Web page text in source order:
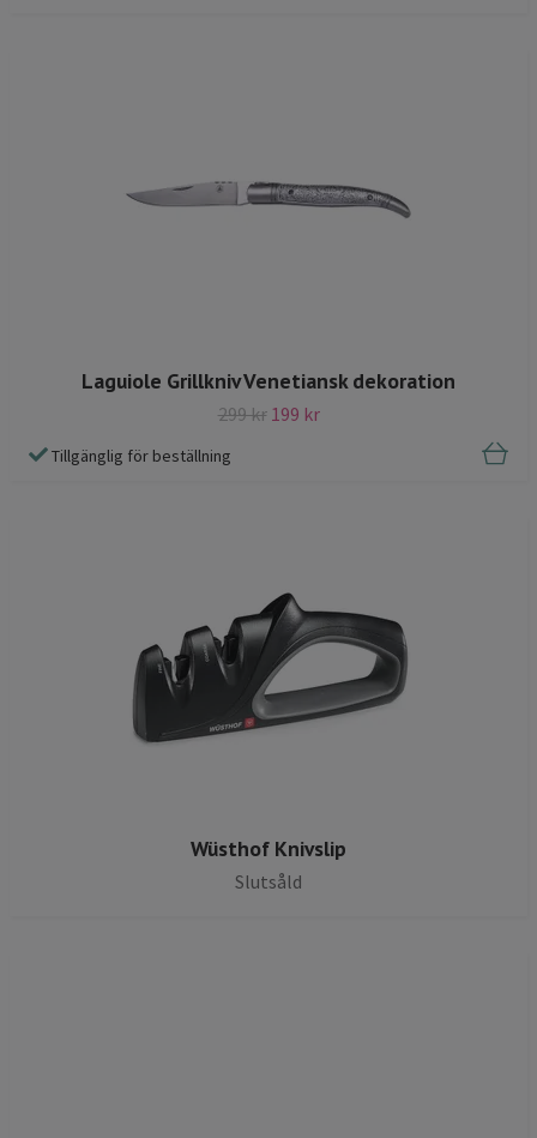
Laguiole Grillkniv Venetiansk dekoration
299 kr 199 kr
Tillgänglig för beställning
Wüsthof Knivslip
Slutsåld